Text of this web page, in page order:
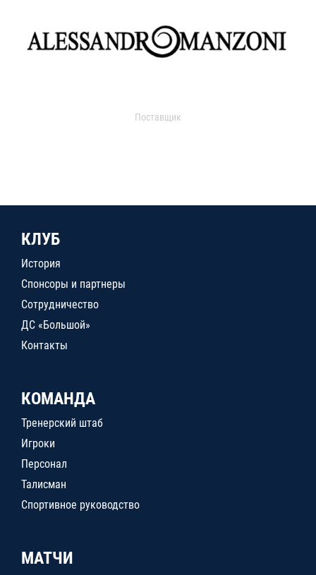
Поставщик
КЛУБ
История
Спонсоры и партнеры
Сотрудничество
ДС «Большой»
Контакты
КОМАНДА
Тренерский штаб
Игроки
Персонал
Талисман
Спортивное руководство
МАТЧИ